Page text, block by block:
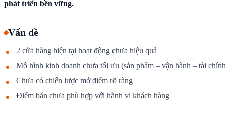
phát triển bền vững.
Vấn đề
2 cửa hàng hiện tại hoạt động chưa hiệu quả
Mô hình kinh doanh chưa tối ưu (sản phẩm – vận hành – tài
Chưa có chiến lược mở điểm rõ ràng
Điểm bán chưa phù hợp với hành vi khách hàng